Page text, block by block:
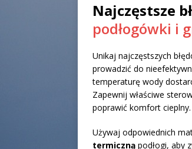
Najczęstsze
podłogówki i
Unikaj najczęstszych
prowadzić do
temperaturę wody
Zapewnij właściwe
poprawić komfort cieplny.
Używaj odpowiednich
termiczną podłogi, aby